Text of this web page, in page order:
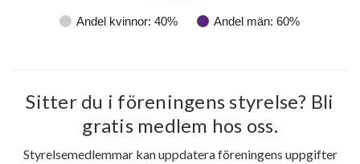
Andel kvinnor: 40% Andel män: 60%
Sitter du i föreningens styrelse? Bli
gratis medlem hos oss.
Styrelsemedlemmar kan uppdatera föreningens uppgifter